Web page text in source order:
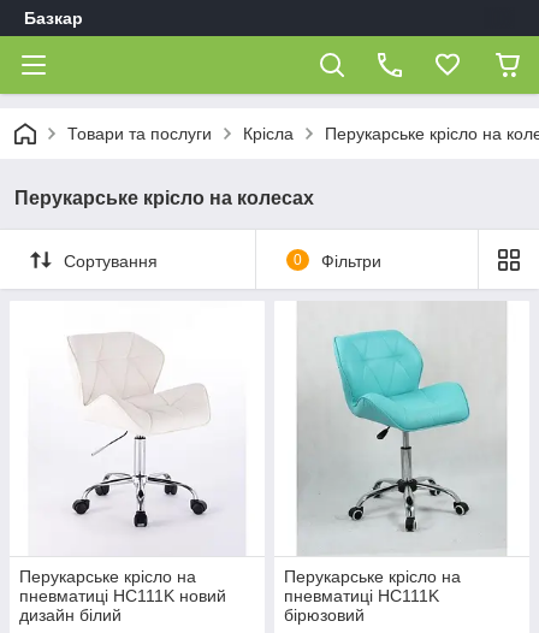
Базкар
Товари та послуги Крісла Перукарське крісло на
Перукарське крісло на колесах
Сортування 0 Фільтри
Перукарське крісло на
пневматиці HC111K новий
дизайн білий
Перукарське крісло на
пневматиці HC111K
бірюзовий